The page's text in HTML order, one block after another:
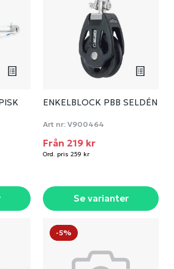
ENKELBLOCK PBB SELDÉN
Art nr: V900464
Från 219 kr
Ord. pris 259 kr
Se varianter
-5%